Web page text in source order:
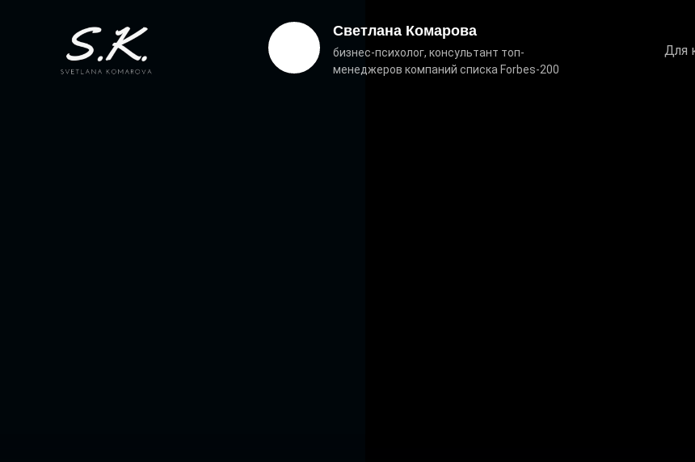
Для
бизнес-психолог, консультант топ-
менеджеров компаний списка Forbes-200
Светлана Комарова